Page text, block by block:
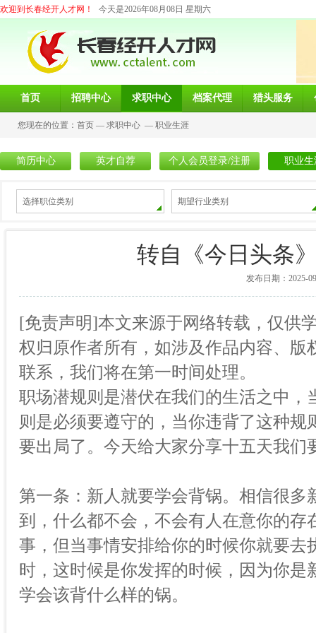
欢迎到长春经开人才网！ 今天是2026年08月08日 星期六
首页 招聘中心 求职中心 档案代理 猎头服务
您现在的位置： 首页 — 求职中心 — 职业生涯
简历中心 英才自荐 个人会员登录/注册 职业生
选择职位类别 期望行业类别
转自《今日头条
发布日期：2025-
[免责声明]本文来源于网络转载，仅供
权归原作者所有，如涉及作品内容、版
联系，我们将在第一时间处理。
职场潜规则是潜伏在我们的生活之中
则是必须要遵守的，当你违背了这种
要出局了。今天给大家分享十五天我们
第一条：新人就要学会背锅。相信很
到，什么都不会，不会有人在意你的
事，但当事情安排给你的时候你就要
时，这时候是你发挥的时候，因为你
学会该背什么样的锅。